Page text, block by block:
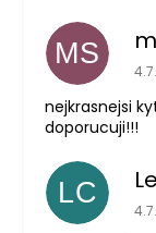
MS
nejkrasnejsi
doporucuji!!!
LC